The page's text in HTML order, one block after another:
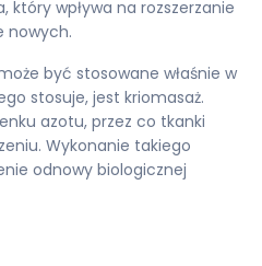
wpływa na rozszerzanie
nowych.
być stosowane właśnie w
stosuje, jest kriomasaż.
azotu, przez co tkanki
Wykonanie takiego
odnowy biologicznej